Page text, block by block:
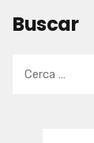
Buscar